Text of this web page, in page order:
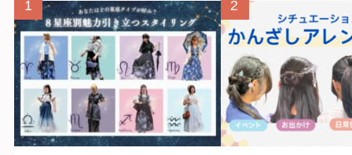
1 2